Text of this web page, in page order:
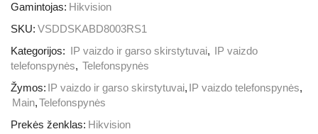
Gamintojas: Hikvision
SKU: VSDDSKABD8003RS1
Kategorijos: IP vaizdo ir garso skirstytuvai, IP vaizdo
telefonspynės, Telefonspynės
Žymos: IP vaizdo ir garso skirstytuvai, IP vaizdo telefonspynės,
Main,Telefonspynės
Prekės ženklas: Hikvision